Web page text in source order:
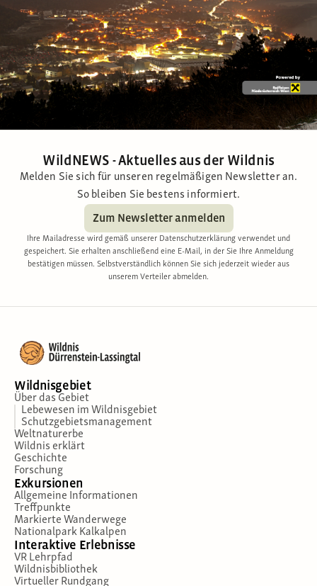
WildNEWS - Aktuelles aus der Wildnis
Melden Sie sich für unseren regelmäßigen Newsletter an.
So bleiben Sie bestens informiert.
Zum Newsletter anmelden
Ihre Mailadresse wird gemäß unserer Datenschutzerklärung verwendet und
gespeichert. Sie erhalten anschließend eine E-Mail, in der Sie Ihre Anmeldung
bestätigen müssen. Selbstverständlich können Sie sich jederzeit wieder aus
unserem Verteiler abmelden.
Wildnisgebiet
Über das Gebiet
Lebewesen im Wildnisgebiet
Schutzgebietsmanagement
Weltnaturerbe
Wildnis erklärt
Geschichte
Forschung
Exkursionen
Allgemeine Informationen
Treffpunkte
Markierte Wanderwege
Nationalpark Kalkalpen
Interaktive Erlebnisse
VR Lehrpfad
Wildnisbibliothek
Virtueller Rundgang